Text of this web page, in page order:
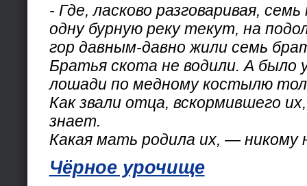
- Где, ласково разговаривая,
одну бурную реку текут, на
гор давным-давно жили семь
Братья скота не водили. А было
лошади по медному костылю
Как звали отца, вскормившего
знает.
Какая мать родила их, — никому
Чёрное урочище